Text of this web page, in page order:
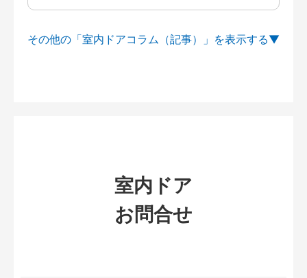
その他の「室内ドアコラム（記事）」を
室内ドア
お問合せ